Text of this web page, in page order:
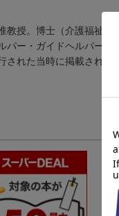
教授。博士（介護福祉
パー・ガイドヘルパー
れた当時に掲載されて